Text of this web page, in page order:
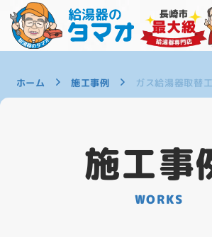
ホーム 施工事例 ガス給湯器取替
施工事
WORKS